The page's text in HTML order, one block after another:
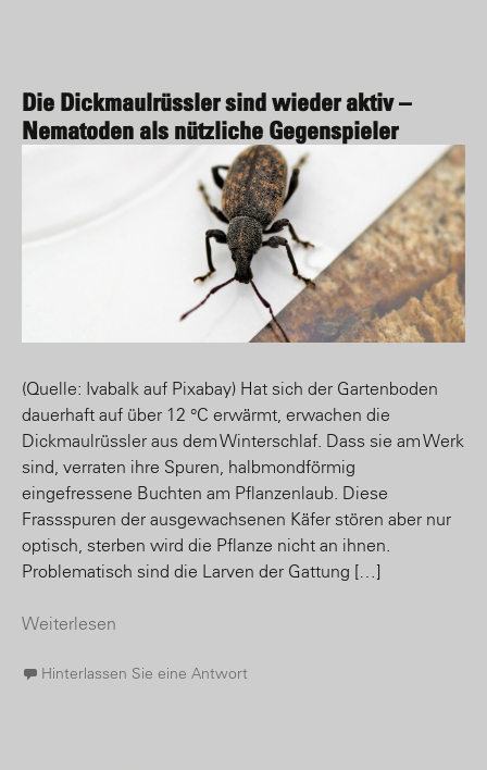
Die Dickmaulrüssler sind wieder aktiv –
Nematoden als nützliche Gegenspieler
(Quelle: Ivabalk auf Pixabay) Hat sich der Gartenboden
dauerhaft auf über 12 °C erwärmt, erwachen die
Dickmaulrüssler aus dem Winterschlaf. Dass sie am Werk
sind, verraten ihre Spuren, halbmondförmig
eingefressene Buchten am Pflanzenlaub. Diese
Frassspuren der ausgewachsenen Käfer stören aber nur
optisch, sterben wird die Pflanze nicht an ihnen.
Problematisch sind die Larven der Gattung […]
Weiterlesen
Hinterlassen Sie eine Antwort